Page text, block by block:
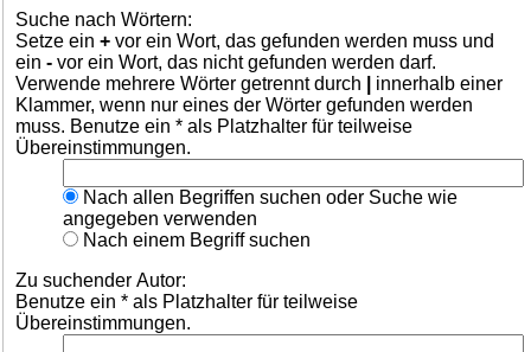
Suche nach Wörtern:
Setze ein + vor ein Wort, das gefunden werden muss und
ein - vor ein Wort, das nicht gefunden werden darf.
Verwende mehrere Wörter getrennt durch
innerhalb einer
Klammer, wenn nur eines der Wörter gefunden werden
muss. Benutze ein * als Platzhalter für teilweise
Übereinstimmungen.
Nach allen Begriffen suchen oder Suche wie
angegeben verwenden
Nach einem Begriff suchen
Zu suchender Autor:
Benutze ein * als Platzhalter für teilweise
Übereinstimmungen.